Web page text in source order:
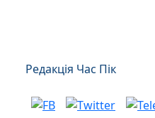
Редакція Час Пік